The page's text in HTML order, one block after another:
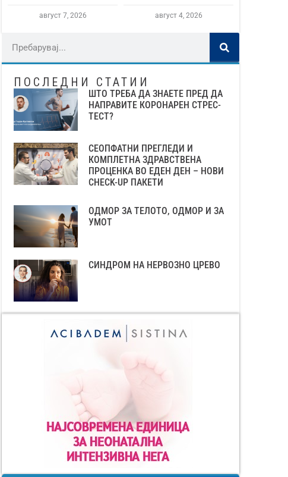
август 7, 2026 август 4, 2026
ПОСЛЕДНИ СТАТИИ
ШТО ТРЕБА ДА ЗНАЕТЕ ПРЕД ДА
НАПРАВИТЕ КОРОНАРЕН СТРЕС-
ТЕСТ?
СЕОПФАТНИ ПРЕГЛЕДИ И
КОМПЛЕТНА ЗДРАВСТВЕНА
ПРОЦЕНКА ВО ЕДЕН ДЕН – НОВИ
CHECK-UP ПАКЕТИ
ОДМОР ЗА ТЕЛОТО, ОДМОР И ЗА
УМОТ
СИНДРОМ НА НЕРВОЗНО ЦРЕВО